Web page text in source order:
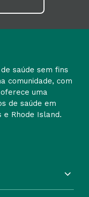
saúde sem fins
comunidade, com
uma
de saúde em
e Rhode Island.